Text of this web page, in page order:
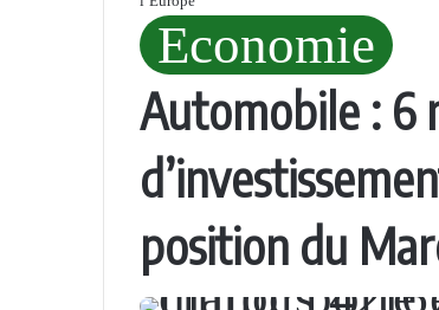
Economie
Automobile : 6
position du